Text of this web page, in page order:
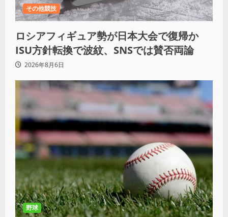
その他競技
ロシアフィギュア勢が日本大会で復帰か
ISU方針転換で波紋、SNSでは賛否両論
2026年8月6日
野球